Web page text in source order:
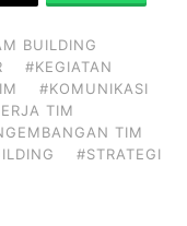
BUILDING
#KEGIATAN
#KOMUNIKASI
TIM
TIM
#STRATEGI